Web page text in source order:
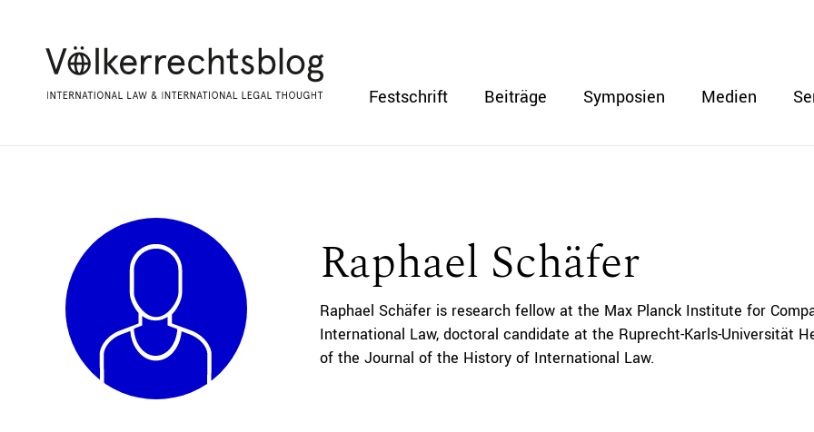
Festschrift Beiträge Symposien Medien
Raphael Schäfer
Raphael Schäfer is research fellow at the Max Planck Institute for
International Law, doctoral candidate at the Ruprecht-Karls-Universität
of the Journal of the History of International Law.